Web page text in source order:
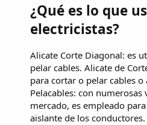
¿Qué es lo que
electricistas?
Alicate Corte Diagonal: es
pelar cables. Alicate de
para cortar o pelar cables o
Pelacables: con numerosas
mercado, es empleado
aislante de los conductores.